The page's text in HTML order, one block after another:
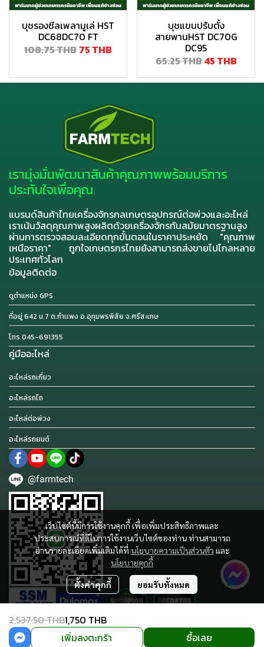
บุชรองซีลเพลามูเล่ HST
DC68DC70 FT
108.75 THB 75 THB
บุชแขนปรับตั้ง
สายพานHST DC70G
DC95
65.25 THB45 THB
2,537.50 THB1,750 THB
เพิ่มลงตะกร้า
ซื้อเลย
เว็บไซต์นี้มีการใช้งานคุกกี้ เพื่อเพิ่มประสิทธิภาพและ
ประสบการณ์ที่ดีในการใช้งานเว็บไซต์ของท่าน ท่านสามารถ
อ่านรายละเอียดเพิ่มเติมได้ที่ นโยบายความเป็นส่วนตัว และ
นโยบายคุกกี้
ตั้งค่าคุกกี้ ยอมรับทั้งหมด
เรามุ่งมั่นพัฒนาสินค้าคุณภาพพร้อมบริการ
ประทับใจเพื่อคุณ
แบรนด์สินค้าไทยเครื่องจักรกลเกษตรอุปกรณ์ต่อพ่วงและอะไหล่
เราเน้นวัสดุคุณภาพสูงผลิตด้วยเครื่องจักรทันสมัยมาตรฐานสูง
ผ่านการตรวจสอบละเอียดทุกขั้นตอนในราคาประหยัด "คุณภาพ
เหนือราคา" ถูกใจเกษตรกรไทยยังสามารถส่งขายไปไกลหลาย
ประเทศทั่วโลก
ข้อมูลติดต่อ
ดูตำแหน่ง GPS
ที่อยู่ 642 ม.7 ต.กำเเพง อ.อุทุมพรพิสัย จ.ศรีสะเกษ
โทร 045-691355
คู่มืออะไหล่
อะไหล่รถเกี่ยว
อะไหล่รถไถ
อะไหล่ต่อพ่วง
อะไหล่รถยนต์
@farmtech